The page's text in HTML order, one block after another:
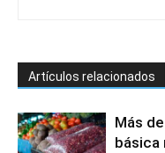
Artículos relacionados
Más
básica